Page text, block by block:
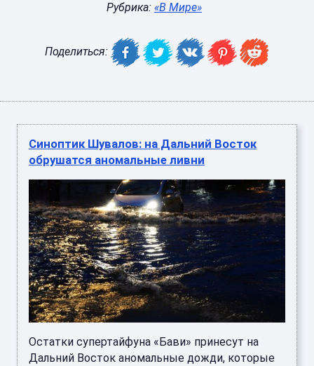
Рубрика: «В Мире»
Поделиться:
Синоптик Шувалов: на Дальний Восток
обрушатся аномальные ливни
Остатки супертайфуна «Бави» принесут на
Дальний Восток аномальные дожди, которые